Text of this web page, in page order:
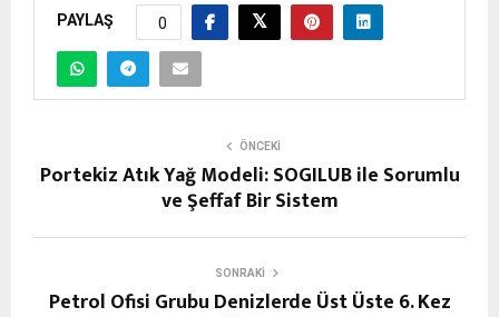
PAYLAŞ 0
ÖNCEKI
Portekiz Atık Yağ Modeli: SOGILUB ile Sorumlu
ve Şeffaf Bir Sistem
SONRAKI
Petrol Ofisi Grubu Denizlerde Üst Üste 6. Kez